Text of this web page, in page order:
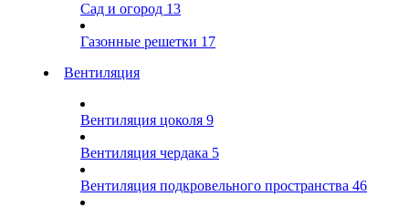
Сад и огород 13
Газонные решетки 17
Вентиляция
Вентиляция цоколя 9
Вентиляция чердака 5
Вентиляция подкровельного пространства 46